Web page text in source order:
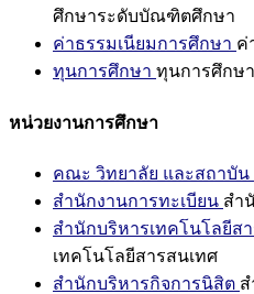
ศึกษาระดับบัณฑิตศึกษา
ค่าธรรมเนียมการศึกษา ค่
ทุนการศึกษา ทุนการศึกษา
หน่วยงานการศึกษา
คณะ วิทยาลัย และสถาบัน
สำนักงานการทะเบียน สำ
สำนักบริหารเทคโนโลยีส
เทคโนโลยีสารสนเทศ
สำนักบริหารกิจการนิสิต